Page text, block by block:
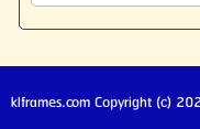
klframes.com Copyright (c)